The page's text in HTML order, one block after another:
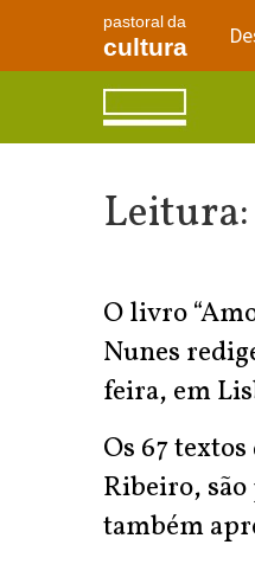
pastoral da
cultura
O livro
Nunes
feira, em
Os 67
Ribeiro,
também